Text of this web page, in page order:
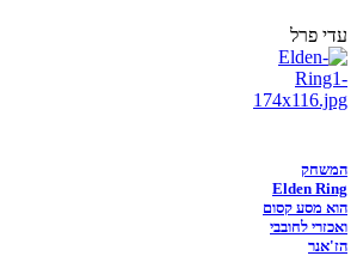
עדי פרל
המשחק
Elden Ring
הוא מסע קסום
ואכזרי לחובבי
הז'אנר